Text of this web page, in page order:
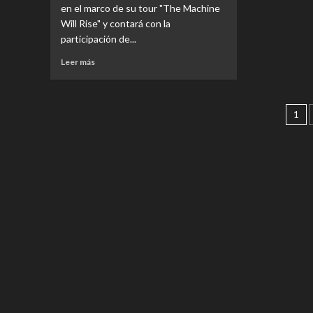
Kreator
en
Chile
Santiago
en el marco de su tour "The Machine
Will Rise" y contará con la
participación de...
Leer más
1